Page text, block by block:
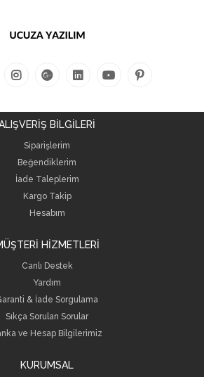
BİLGİLERİ
Siparişlerim
Beğendiklerim
İade Taleplerim
Kargo Takip
Hesabım
HİZMETLERİ
Canlı Destek
Yardım
& İade Sorgulama
Sıkça Sorulan Sorular
ve Hesap Bilgilerimiz
KURUMSAL